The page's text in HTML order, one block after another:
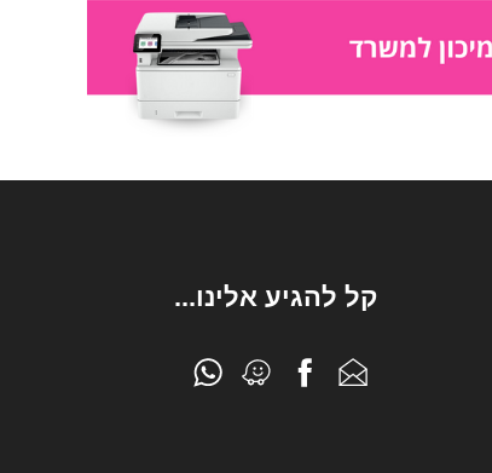
קל להגיע אלינו...